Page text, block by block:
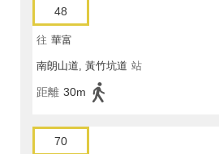
48
往 華富
南朗山道, 黃竹坑道 站
距離 30m
70